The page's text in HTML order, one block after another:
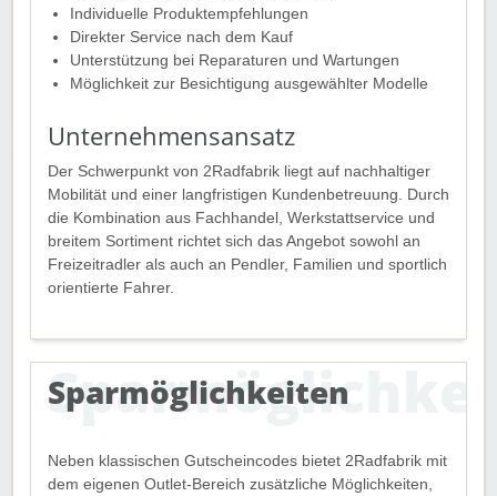
Individuelle Produktempfehlungen
Direkter Service nach dem Kauf
Unterstützung bei Reparaturen und Wartungen
Möglichkeit zur Besichtigung ausgewählter Modelle
Unternehmensansatz
Der Schwerpunkt von 2Radfabrik liegt auf nachhaltiger
Mobilität und einer langfristigen Kundenbetreuung. Durch
die Kombination aus Fachhandel, Werkstattservice und
breitem Sortiment richtet sich das Angebot sowohl an
Freizeitradler als auch an Pendler, Familien und sportlich
orientierte Fahrer.
Sparmöglichkeiten
Neben klassischen Gutscheincodes bietet 2Radfabrik mit
dem eigenen Outlet-Bereich zusätzliche Möglichkeiten,